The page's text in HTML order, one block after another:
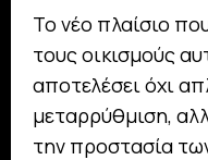
Το νέο πλαίσιο
τους οικισμούς
αποτελέσει όχι
μεταρρύθμιση,
την προστασία